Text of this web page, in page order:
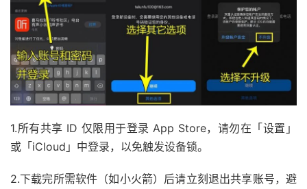
1.所有共享 ID 仅限用于登录 App Store，请勿在「设置」
或「iCloud」中登录，以免触发设备锁。
2.下载完所需软件（如小火箭）后请立刻退出共享账号，避